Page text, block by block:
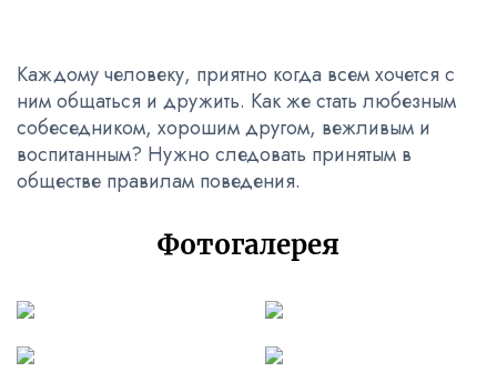
Каждому человеку, приятно когда всем хочется с
ним общаться и дружить. Как же стать любезным
собеседником, хорошим другом, вежливым и
воспитанным? Нужно следовать принятым в
обществе правилам поведения.
Фотогалерея